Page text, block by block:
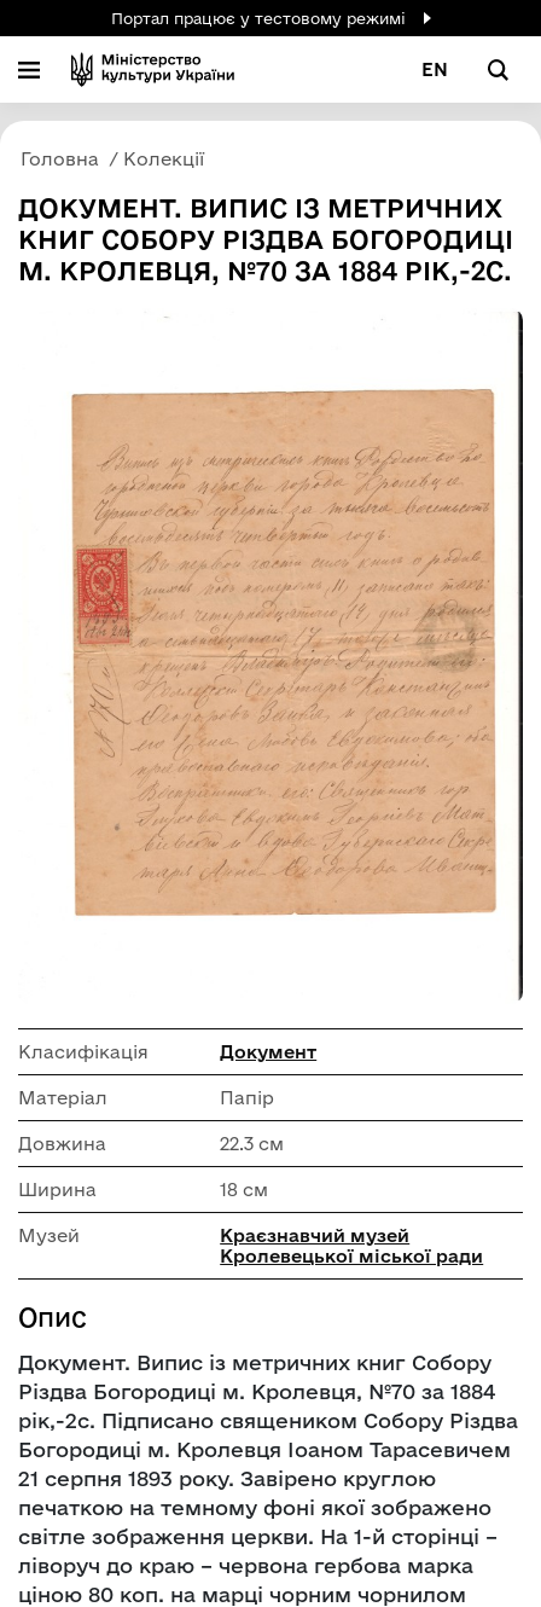
Портал працює у тестовому режимі
EN
Головна Колекції
ДОКУМЕНТ. ВИПИС ІЗ МЕТРИЧНИХ
КНИГ СОБОРУ РІЗДВА БОГОРОДИЦІ
М. КРОЛЕВЦЯ, №70 ЗА 1884 РІК,-2С.
Класифікація Документ
Матеріал Папір
Довжина 22.3 см
Ширина 18 см
Музей
Краєзнавчий музей
Кролевецької міської ради
Опис
Документ. Випис із метричних книг Собору
Різдва Богородиці м. Кролевця, №70 за 1884
рік,-2с. Підписано священиком Собору Різдва
Богородиці м. Кролевця Іоаном Тарасевичем
21 серпня 1893 року. Завірено круглою
печаткою на темному фоні якої зображено
світле зображення церкви. На 1-й сторінці –
ліворуч до краю – червона гербова марка
ціною 80 коп. на марці чорним чорнилом